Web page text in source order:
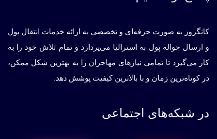
کانگروز به صورت حرفه‌ای و تخصصی به ارائه خدمات انتقال پول
و ارسال حواله پول به استرالیا می‌پردازد و تمام تلاش خود را به
کار می‌گیرد تا تمامی نیازهای مهاجران را به بهترین شکل ممکن،
در کوتاه‌ترین زمان و با بالاترین کیفیت پوشش دهد.
در شبکه‌های اجتماعی